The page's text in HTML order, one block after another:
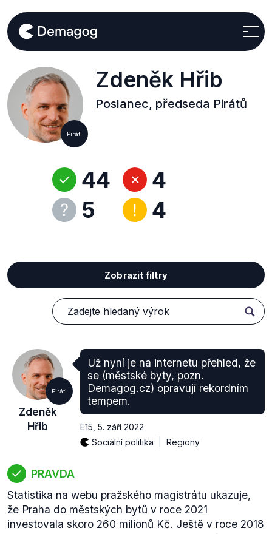
Piráti
Zdeněk Hřib
Poslanec, předseda Pirátů
44
5
4
4
Zobrazit filtry
Piráti
Zdeněk
Hřib
Už nyní je na internetu přehled, že
se (městské byty, pozn.
Demagog.cz) opravují rekordním
tempem.
E15 5. září 2022
Sociální politika
Regiony
PRAVDA
Statistika na webu pražského magistrátu ukazuje,
že Praha do městských bytů v roce 2021
investovala skoro 260 milionů Kč. Ještě v roce 2018